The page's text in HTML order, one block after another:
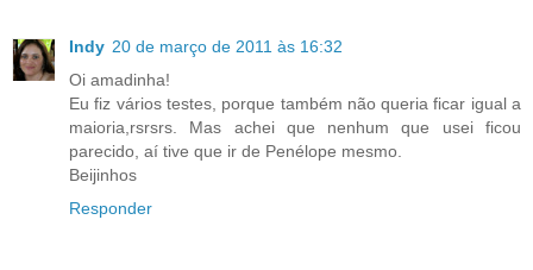
Indy 20 de março de 2011 às 16:32
Oi amadinha!
Eu fiz vários testes, porque também não queria ficar igual a
maioria,rsrsrs. Mas achei que nenhum que usei ficou
parecido, aí tive que ir de Penélope mesmo.
Beijinhos
Responder